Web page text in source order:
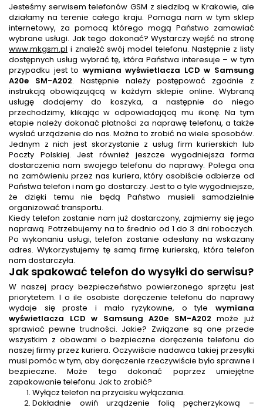
Jesteśmy serwisem telefonów GSM z siedzibą w Krakowie, ale
działamy na terenie całego kraju. Pomaga nam w tym sklep
internetowy, za pomocą którego mogą Państwo zamawiać
wybrane usługi. Jak tego dokonać? Wystarczy wejść na stronę
www.mkgsm.pl i znaleźć swój model telefonu. Następnie z listy
dostępnych usług wybrać tę, która Państwa interesuje – w tym
przypadku jest to wymiana wyświetlacza LCD w Samsung
A20e SM-A202. Następnie należy postępować zgodnie z
instrukcją obowiązującą w każdym sklepie online. Wybraną
usługę dodajemy do koszyka, a następnie do niego
przechodzimy, klikając w odpowiadającą mu ikonę. Na tym
etapie należy dokonać płatności za naprawę telefonu, a także
wysłać urządzenie do nas. Można to zrobić na wiele sposobów.
Jednym z nich jest skorzystanie z usług firm kurierskich lub
Poczty Polskiej. Jest również jeszcze wygodniejsza forma
dostarczenia nam swojego telefonu do naprawy. Polega ona
na zamówieniu przez nas kuriera, który osobiście odbierze od
Państwa telefon i nam go dostarczy. Jest to o tyle wygodniejsze,
że dzięki temu nie będą Państwo musieli samodzielnie
organizować transportu.
Kiedy telefon zostanie nam już dostarczony, zajmiemy się jego
naprawą. Potrzebujemy na to średnio od 1 do 3 dni roboczych.
Po wykonaniu usługi, telefon zostanie odesłany na wskazany
adres. Wykorzystujemy tę samą firmę kurierską, która telefon
nam dostarczyła.
Jak spakować telefon do wysyłki do serwisu?
W naszej pracy bezpieczeństwo powierzonego sprzętu jest
priorytetem. I o ile osobiste doręczenie telefonu do naprawy
wydaje się proste i mało ryzykowne, o tyle wymiana
wyświetlacza LCD w Samsung A20e SM-A202 może już
sprawiać pewne trudności. Jakie? Związane są one przede
wszystkim z obawami o bezpieczne doręczenie telefonu do
naszej firmy przez kuriera. Oczywiście nadawca takiej przesyłki
musi pomóc w tym, aby doręczenie rzeczywiście było sprawne i
bezpieczne. Może tego dokonać poprzez umiejętne
zapakowanie telefonu. Jak to zrobić?
Wyłącz telefon na przycisku wyłączania.
Dokładnie owiń urządzenie folią pęcherzykową –